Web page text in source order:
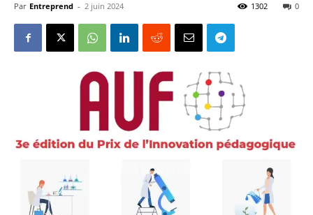
Par Entreprend - 2 juin 2024 0
1302